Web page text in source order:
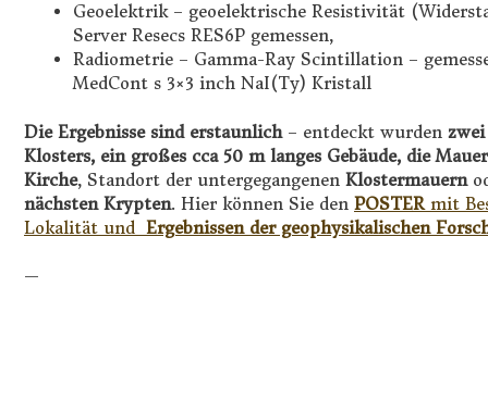
Geoelektrik – geoelektrische Resistivität
Server Resecs RES6P gemessen,
Radiometrie – Gamma-Ray Scintillation –
MedCont s 3×3 inch NaI(Ty) Kristall
Die Ergebnisse sind erstaunlich– entdeckt wurden
Klosters, ein großes cca 50 m langes Gebäude, die
Kirche, Standort der untergegangenen Klostermauern
nächsten Krypten. Hier können Sie den POSTERmit
Lokalität und Ergebnissen der geophysikalischen
—